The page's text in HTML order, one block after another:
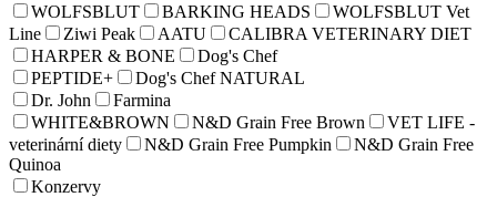
WOLFSBLUT
BARKING HEADS
WOLFSBLUT Vet
Line
Ziwi Peak AATU
CALIBRA VETERINARY DIET
HARPER & BONE
Dog's Chef
PEPTIDE+
Dog's Chef NATURAL
Dr. John
Farmina
WHITE&BROWN
N&D Grain Free Brown
VET LIFE -
veterinární diety
N&D Grain Free Pumpkin
N&D Grain Free
Quinoa
Konzervy